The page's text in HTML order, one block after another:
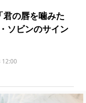
の唇を噛みた
ソビンのサイン
12:00